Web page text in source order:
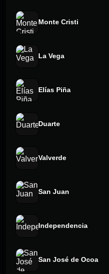
Monte Cristi
La Vega
Elías Piña
Duarte
Valverde
San Juan
Independencia
San José de Ocoa